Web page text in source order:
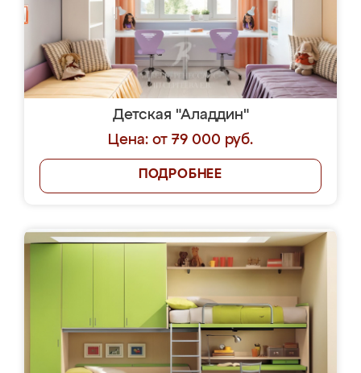
Детская "Аладдин"
Цена: от 79 000 руб.
ПОДРОБНЕЕ